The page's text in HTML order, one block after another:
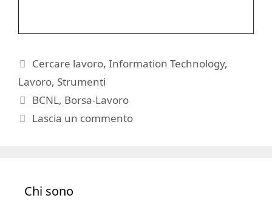
Categorie
Cercare lavoro,Information Technology,
Lavoro, Strumenti
Tag
BCNL, Borsa-Lavoro
Lascia un commento
Chi sono